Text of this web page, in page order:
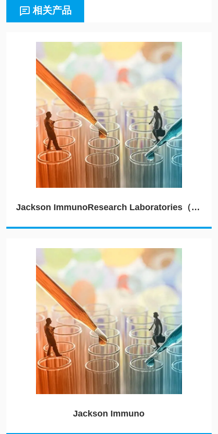
相关产品
Jackson ImmunoResearch Laboratories（JIRL）
Jackson Immuno